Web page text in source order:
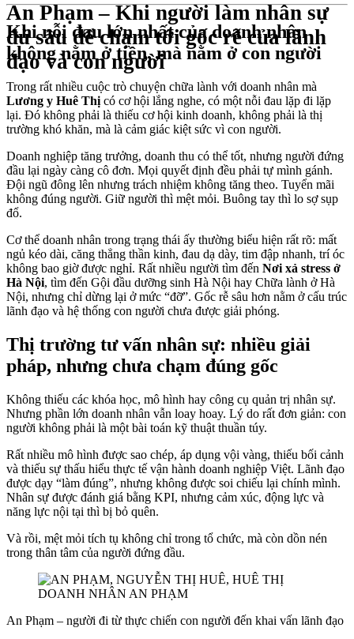
An Phạm – Khi người làm nhân sự
đủ sâu để chạm tới gốc rễ của lãnh
đạo và con người
Khi nỗi đau lớn nhất của doanh nhân
không nằm ở tiền, mà nằm ở con người
Trong rất nhiều cuộc trò chuyện chữa lành với doanh nhân mà
Lương y Huê Thị có cơ hội lắng nghe, có một nỗi đau lặp đi lặp
lại. Đó không phải là thiếu cơ hội kinh doanh, không phải là thị
trường khó khăn, mà là cảm giác kiệt sức vì con người.
Doanh nghiệp tăng trưởng, doanh thu có thể tốt, nhưng người đứng
đầu lại ngày càng cô đơn. Mọi quyết định đều phải tự mình gánh.
Đội ngũ đông lên nhưng trách nhiệm không tăng theo. Tuyển mãi
không đúng người. Giữ người thì mệt mỏi. Buông tay thì lo sợ sụp
đổ.
Cơ thể doanh nhân trong trạng thái ấy thường biểu hiện rất rõ: mất
ngủ kéo dài, căng thẳng thần kinh, đau dạ dày, tim đập nhanh, trí óc
không bao giờ được nghỉ. Rất nhiều người tìm đến Nơi xả stress ở
Hà Nội, tìm đến Gội đầu dưỡng sinh Hà Nội hay Chữa lành ở Hà
Nội, nhưng chỉ dừng lại ở mức “đỡ”. Gốc rễ sâu hơn nằm ở cấu trúc
lãnh đạo và hệ thống con người chưa được giải phóng.
Thị trường tư vấn nhân sự: nhiều giải
pháp, nhưng chưa chạm đúng gốc
Không thiếu các khóa học, mô hình hay công cụ quản trị nhân sự.
Nhưng phần lớn doanh nhân vẫn loay hoay. Lý do rất đơn giản: con
người không phải là một bài toán kỹ thuật thuần túy.
Rất nhiều mô hình được sao chép, áp dụng vội vàng, thiếu bối cảnh
và thiếu sự thấu hiểu thực tế vận hành doanh nghiệp Việt. Lãnh đạo
được dạy “làm đúng”, nhưng không được soi chiếu lại chính mình.
Nhân sự được đánh giá bằng KPI, nhưng cảm xúc, động lực và
năng lực nội tại thì bị bỏ quên.
Và rồi, mệt mỏi tích tụ không chỉ trong tổ chức, mà còn dồn nén
trong thân tâm của người đứng đầu.
DOANH NHÂN AN PHẠM
An Phạm – người đi từ thực chiến con người đến khai vấn lãnh đạo